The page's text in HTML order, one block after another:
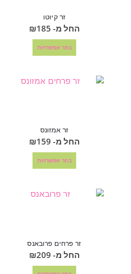
זר קיוטו
החל מ- ₪185
בחר אפשרויות
זר אמזונס
החל מ- ₪159
בחר אפשרויות
זר פרחים פרובאנס
החל מ- ₪209